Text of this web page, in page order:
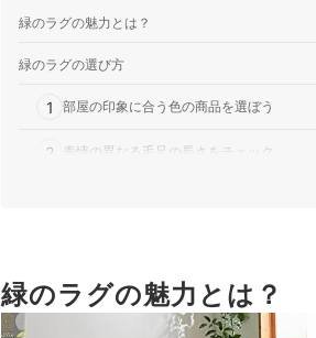
緑のラグの魅力とは？
緑のラグの選び方
1 部屋の印象に合う色の商品を選ぼう
2 表情の異なる毛足の長さをチェック
緑のラグ全36商品おすすめ人気ランキング
緑のラグが映えるコーディネートは？
緑のラグの魅力とは？